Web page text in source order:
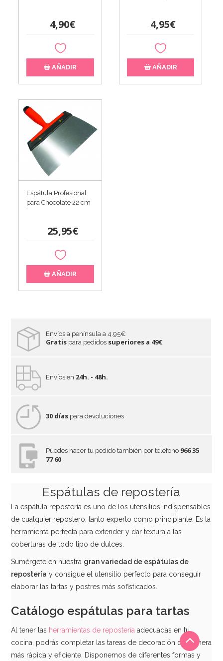
4,90€
AÑADIR
4,95€
AÑADIR
Espátula Profesional
para Chocolate 22 cm
25,95€
AÑADIR
Envíos a península a 4.95€
Gratis para pedidos superiores a 49€
Envíos en 24h. - 48h.
30 días para devoluciones
Puedes hacer tu pedido también por teléfono 966 35
77 60
Espátulas de repostería
La espátula repostería es uno de los utensilios indispensables
de cualquier repostero, tanto experto como principiante. Es la
herramienta perfecta para extender y dar textura a las
coberturas de todo tipo de dulces.
Sumérgete en nuestra gran variedad de espátulas de
repostería y consigue el utensilio perfecto para conseguir
elaborar las tartas y postres más sofisticados.
Catálogo espátulas para tartas
Al tener las herramientas de repostería adecuadas en tu
cocina, podrás completar las tareas de decoración de manera
más rápida y eficiente. Disponemos de diferentes formas y